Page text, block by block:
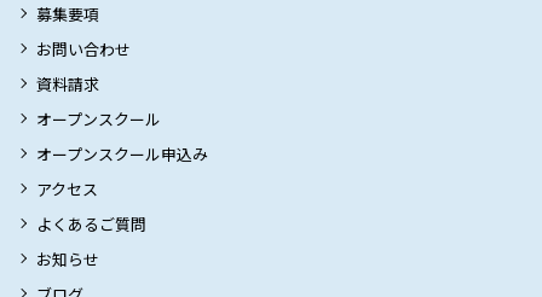
募集要項
お問い合わせ
資料請求
オープンスクール
オープンスクール申込み
アクセス
よくあるご質問
お知らせ